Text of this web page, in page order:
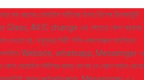
ধরনের মোবাইল পার্টসের উপর বিশেষ ডিসকাউন্ট
All IC change এর ক্ষেত্রে কোন প্রকার
নেওয়া হয়. বসুন্ধরা সিটি শপিং কমপ্লেক্সে অবস্থিত
অনলাইনে Website, whatsapp, Messenger এ
মোবাইল পার্টসের জন্য দেশের যে কোন স্থান থেকে